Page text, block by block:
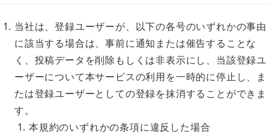
当社は、登録ユーザーが、以下の各号のいずれかの事由
に該当する場合は、事前に通知または催告することな
く、投稿データを削除もしくは非表示にし、当該登録ユ
ーザーについて本サービスの利用を一時的に停止し、ま
たは登録ユーザーとしての登録を抹消することができま
す。
本規約のいずれかの条項に違反した場合